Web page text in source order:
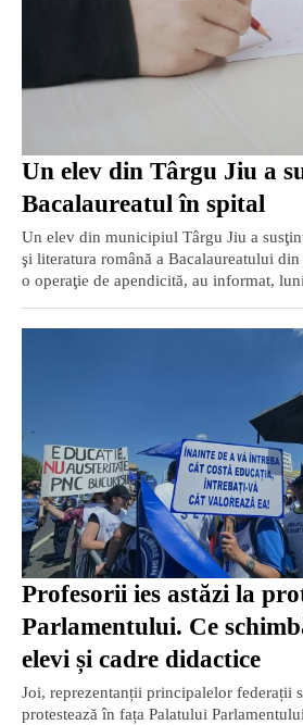
Un elev din Târgu Jiu a
Bacalaureatul în spital
Un elev din municipiul Târgu Jiu a
şi literatura română a Bacalaureatului
o operaţie de apendicită, au informat,
Profesorii ies astăzi la
Parlamentului. Ce
elevi și cadre didactice
Joi, reprezentanții principalelor federații
protestează în fața Palatului